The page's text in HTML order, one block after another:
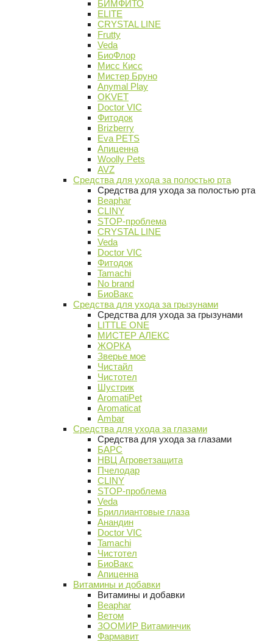
БИМФИТО
ELITE
CRYSTAL LINE
Frutty
Veda
БиоФлор
Мисс Кисс
Мистер Бруно
Anymal Play
OKVET
Doctor VIC
Фитодок
Brizberry
Eva PETS
Апиценна
Woolly Pets
AVZ
Средства для ухода за полостью рта
Средства для ухода за полостью рта
Beaphar
CLINY
STOP-проблема
CRYSTAL LINE
Veda
Doctor VIC
Фитодок
Tamachi
No brand
БиоВакс
Средства для ухода за грызунами
Средства для ухода за грызунами
LITTLE ONE
МИСТЕР АЛЕКС
ЖОРКА
Зверье мое
Чистайл
Чистотел
Шустрик
AromatiPet
Aromaticat
Ambar
Средства для ухода за глазами
Средства для ухода за глазами
БАРС
НВЦ Агроветзащита
Пчелодар
CLINY
STOP-проблема
Veda
Бриллиантовые глаза
Анандин
Doctor VIC
Tamachi
Чистотел
БиоВакс
Апиценна
Витамины и добавки
Витамины и добавки
Beaphar
Ветом
ЗООМИР Витаминчик
Фармавит